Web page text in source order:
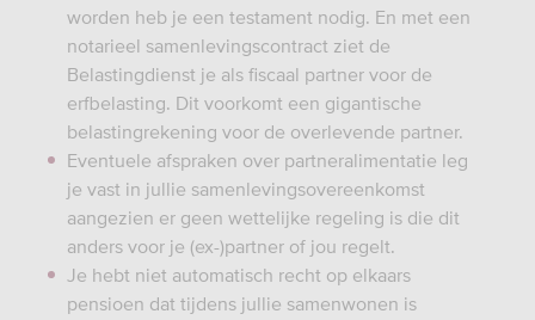
worden heb je een testament nodig. En met een
notarieel samenlevingscontract ziet de
Belastingdienst je als fiscaal partner voor de
erfbelasting. Dit voorkomt een gigantische
belastingrekening voor de overlevende partner.
Eventuele afspraken over partneralimentatie leg
je vast in jullie samenlevingsovereenkomst
aangezien er geen wettelijke regeling is die dit
anders voor je (ex-)partner of jou regelt.
Je hebt niet automatisch recht op elkaars
pensioen dat tijdens jullie samenwonen is